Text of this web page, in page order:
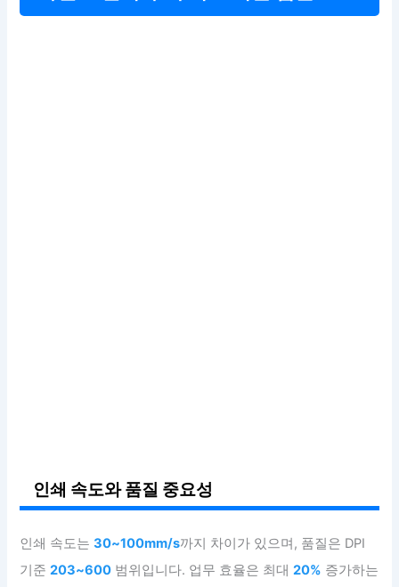
인쇄 속도와 품질 중요성
인쇄 속도는30~100mm/s까지 차이가 있으며, 품질은 DPI
기준203~600 범위입니다. 업무 효율은 최대20% 증가하는